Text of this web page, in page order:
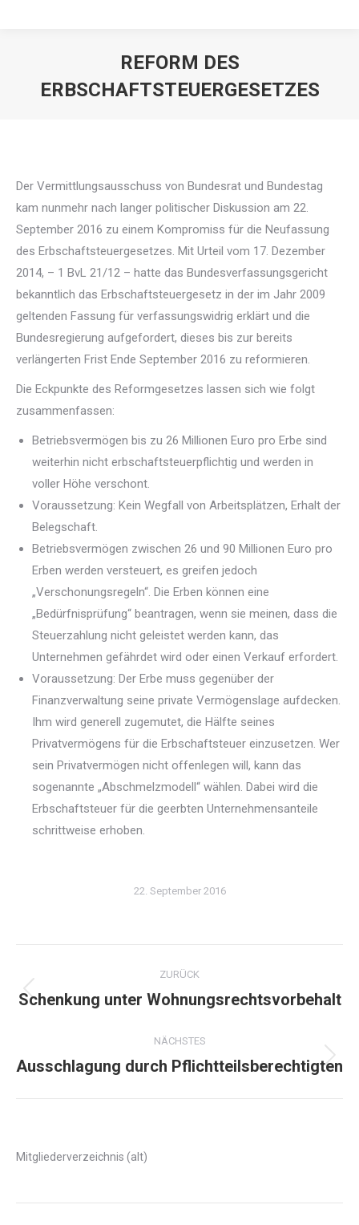
REFORM DES
ERBSCHAFTSTEUERGESETZES
Der Vermittlungsausschuss von Bundesrat und Bundestag
kam nunmehr nach langer politischer Diskussion am 22.
September 2016 zu einem Kompromiss für die Neufassung
des Erbschaftsteuergesetzes. Mit Urteil vom 17. Dezember
2014, – 1 BvL 21/12 – hatte das Bundesverfassungsgericht
bekanntlich das Erbschaftsteuergesetz in der im Jahr 2009
geltenden Fassung für verfassungswidrig erklärt und die
Bundesregierung aufgefordert, dieses bis zur bereits
verlängerten Frist Ende September 2016 zu reformieren.
Die Eckpunkte des Reformgesetzes lassen sich wie folgt
zusammenfassen:
Betriebsvermögen bis zu 26 Millionen Euro pro Erbe sind
weiterhin nicht erbschaftsteuerpflichtig und werden in
voller Höhe verschont.
Voraussetzung: Kein Wegfall von Arbeitsplätzen, Erhalt der
Belegschaft.
Betriebsvermögen zwischen 26 und 90 Millionen Euro pro
Erben werden versteuert, es greifen jedoch
„Verschonungsregeln“. Die Erben können eine
„Bedürfnisprüfung“ beantragen, wenn sie meinen, dass die
Steuerzahlung nicht geleistet werden kann, das
Unternehmen gefährdet wird oder einen Verkauf erfordert.
Voraussetzung: Der Erbe muss gegenüber der
Finanzverwaltung seine private Vermögenslage aufdecken.
Ihm wird generell zugemutet, die Hälfte seines
Privatvermögens für die Erbschaftsteuer einzusetzen. Wer
sein Privatvermögen nicht offenlegen will, kann das
sogenannte „Abschmelzmodell“ wählen. Dabei wird die
Erbschaftsteuer für die geerbten Unternehmensanteile
schrittweise erhoben.
22. September 2016
Kommentarnavigation
ZURÜCK
Vorheriger
Schenkung unter Wohnungsrechtsvorbehalt
NÄCHSTES
Nächster
Ausschlagung durch Pflichtteilsberechtigten
Mitgliederverzeichnis (alt)